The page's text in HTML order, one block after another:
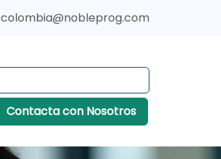
colombia@nobleprog.com
Contacta con Nosotros